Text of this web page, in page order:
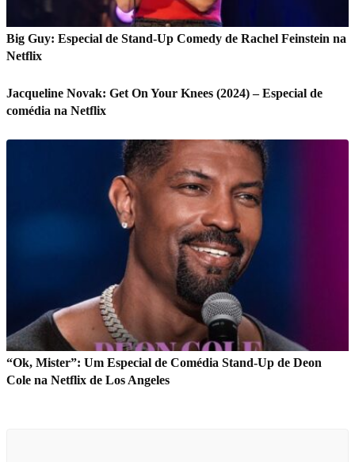
Big Guy: Especial de Stand-Up Comedy de Rachel Feinstein na
Netflix
Jacqueline Novak: Get On Your Knees (2024) – Especial de
comédia na Netflix
“Ok, Mister”: Um Especial de Comédia Stand-Up de Deon
Cole na Netflix de Los Angeles